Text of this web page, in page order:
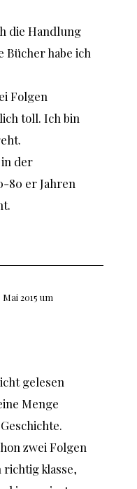
die Handlung
Bücher habe ich
Folgen
toll. Ich bin
der
80 er Jahren
Mai 2015 um
gelesen
Menge
zwei Folgen
richtig klasse,